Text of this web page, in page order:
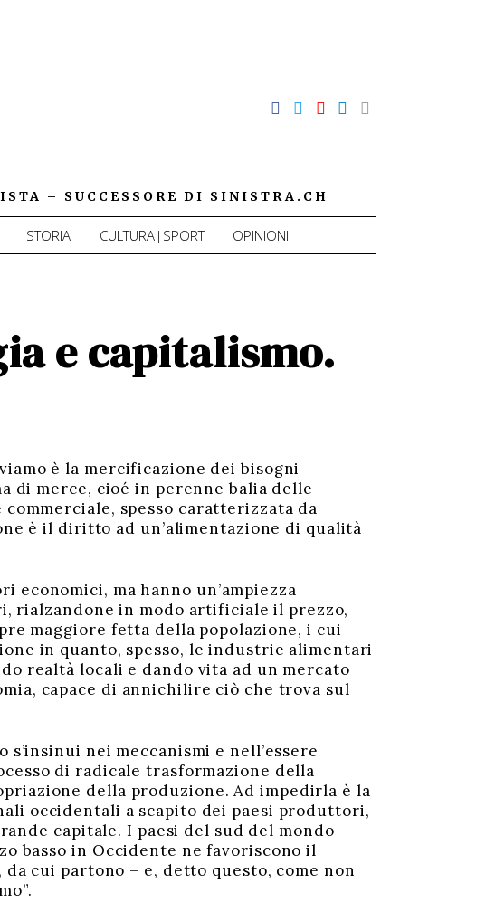
– SUCCESSORE DI SINISTRA.CH
STORIA CULTURA|SPORT OPINIONI
e capitalismo.
r
e
è la mercificazione dei bisogni
di merce, cioé in perenne balia delle
spesso caratterizzata da
è il diritto ad un’alimentazione di qualità
ma hanno un’ampiezza
rialzandone in modo artificiale il prezzo,
maggiore fetta della popolazione, i cui
in quanto, spesso, le industrie alimentari
realtà locali e dando vita ad un mercato
capace di annichilire ciò che trova sul
nei meccanismi e nell’essere
di radicale trasformazione della
della produzione. Ad impedirla è la
occidentali a scapito dei paesi produttori,
capitale. I paesi del sud del mondo
basso in Occidente ne favoriscono il
cui partono – e, detto questo, come non